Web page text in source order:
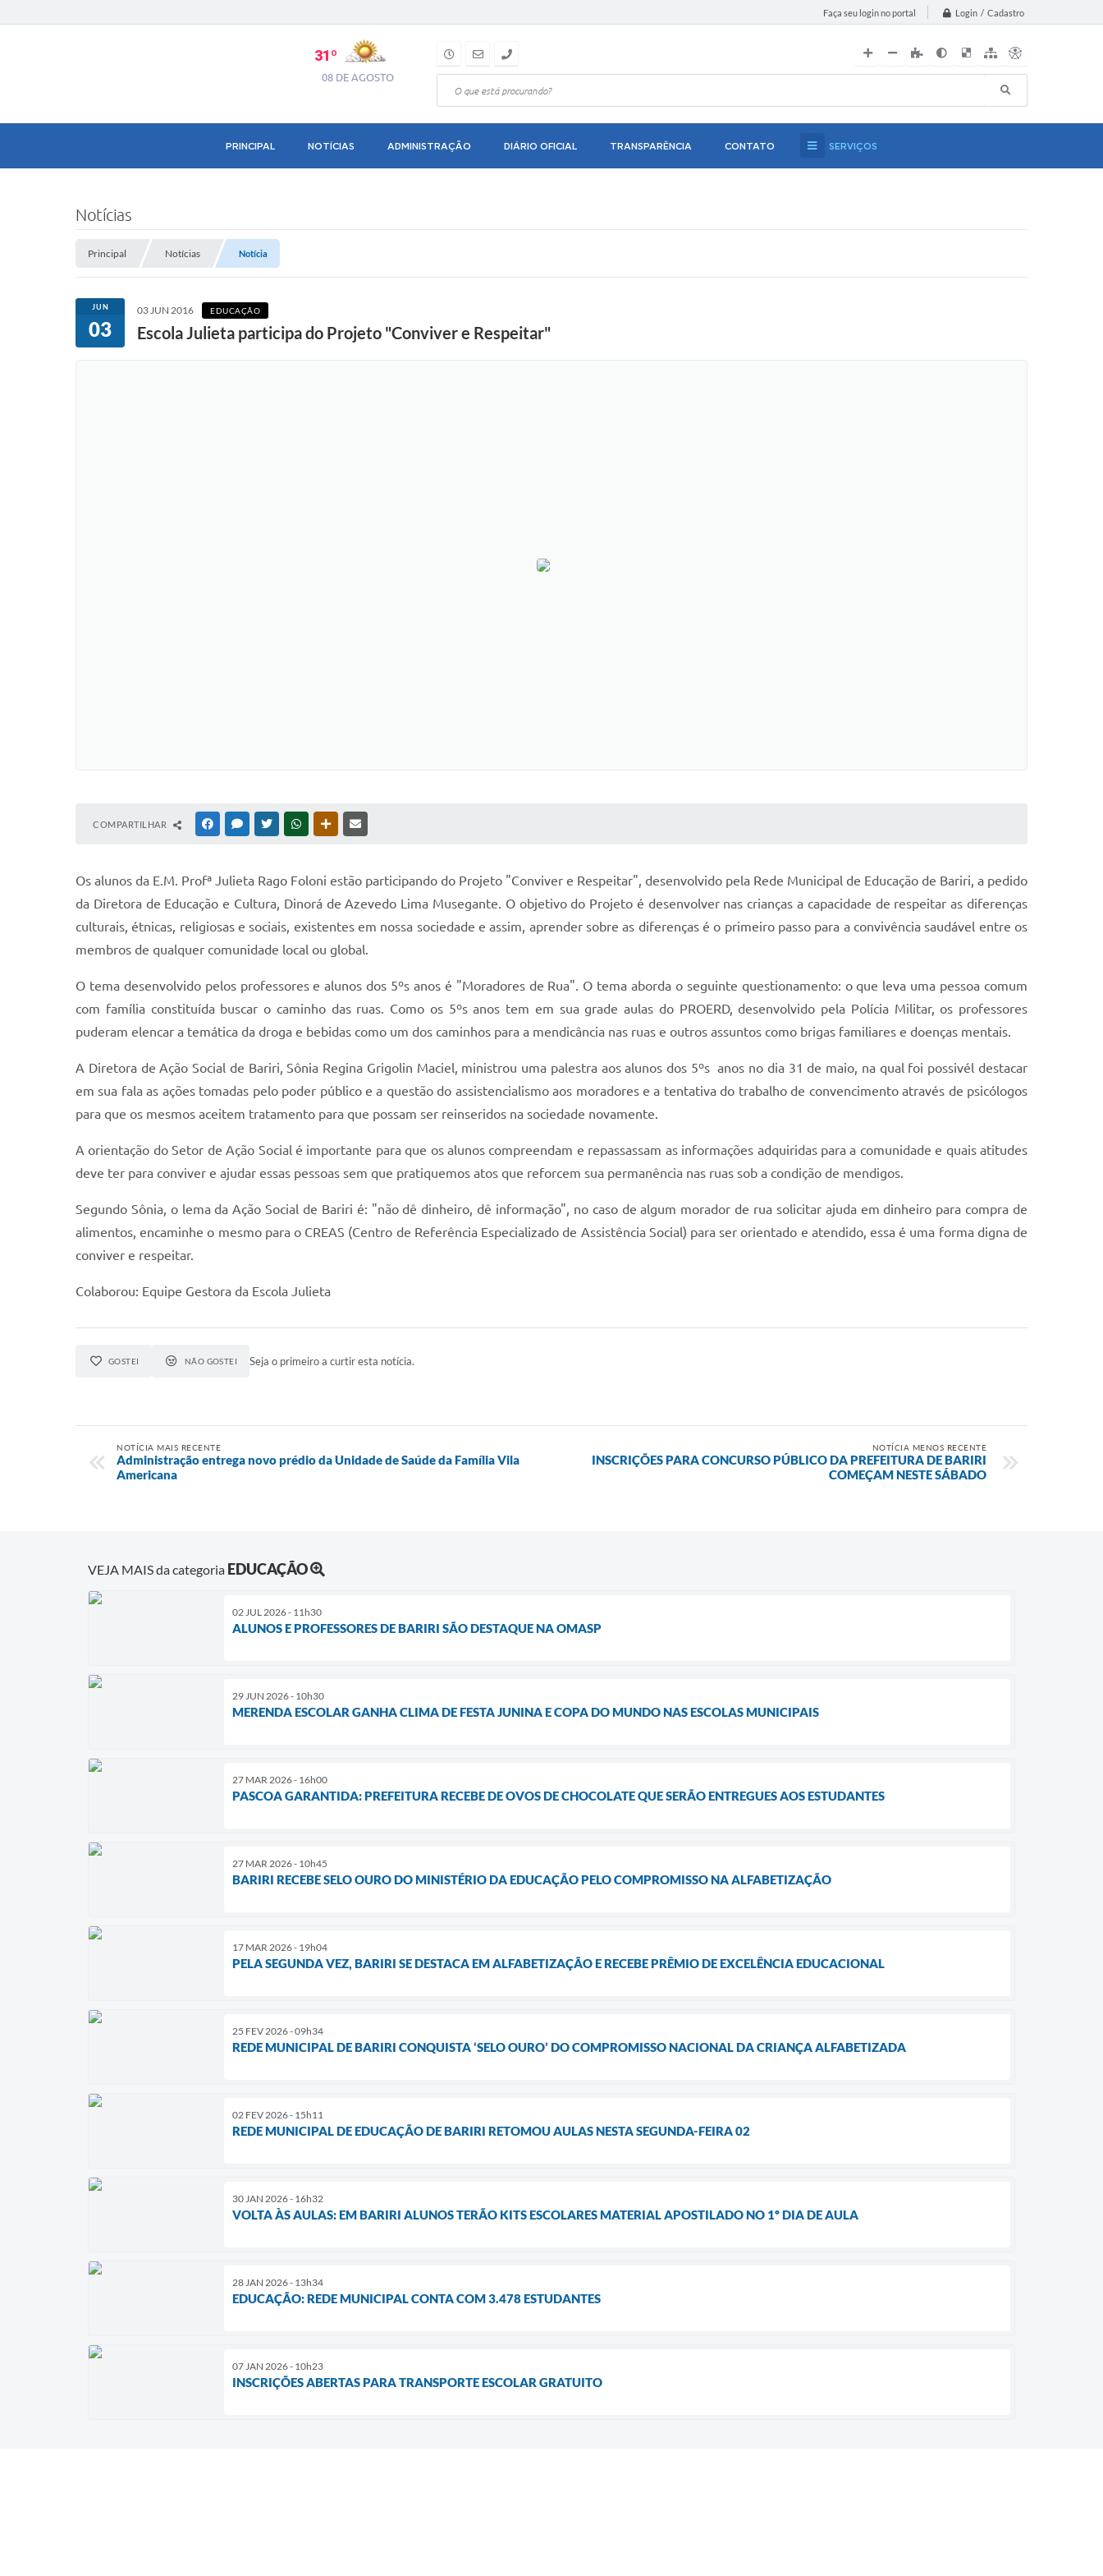
Faça seu login no portal Login / Cadastro
31º
08 DE AGOSTO
PRINCIPAL NOTÍCIAS ADMINISTRAÇÃO DIÁRIO OFICIAL TRANSPARÊNCIA CONTATO SERVIÇOS
Notícias
Principal Notícias Notícia
JUN
03
03 JUN 2016 EDUCAÇÃO
Escola Julieta participa do Projeto "Conviver e Respeitar"
COMPARTILHAR FACEBOOKMESSENGER
TWITTERWHATSAPPOUTRAS MÍDIAS
Os alunos da E.M. Profª Julieta Rago Foloni estão participando do Projeto "Conviver e Respeitar", desenvolvido pela Rede Municipal de Educação de Bariri, a pedido
da Diretora de Educação e Cultura, Dinorá de Azevedo Lima Musegante. O objetivo do Projeto é desenvolver nas crianças a capacidade de respeitar as diferenças
culturais, étnicas, religiosas e sociais, existentes em nossa sociedade e assim, aprender sobre as diferenças é o primeiro passo para a convivência saudável entre os
membros de qualquer comunidade local ou global.
O tema desenvolvido pelos professores e alunos dos 5ºs anos é "Moradores de Rua". O tema aborda o seguinte questionamento: o que leva uma pessoa comum
com família constituída buscar o caminho das ruas. Como os 5ºs anos tem em sua grade aulas do PROERD, desenvolvido pela Polícia Militar, os professores
puderam elencar a temática da droga e bebidas como um dos caminhos para a mendicância nas ruas e outros assuntos como brigas familiares e doenças mentais.
A Diretora de Ação Social de Bariri, Sônia Regina Grigolin Maciel, ministrou uma palestra aos alunos dos 5ºs anos no dia 31 de maio, na qual foi possivél destacar
em sua fala as ações tomadas pelo poder público e a questão do assistencialismo aos moradores e a tentativa do trabalho de convencimento através de psicólogos
para que os mesmos aceitem tratamento para que possam ser reinseridos na sociedade novamente.
A orientação do Setor de Ação Social é importante para que os alunos compreendam e repassassam as informações adquiridas para a comunidade e quais atitudes
deve ter para conviver e ajudar essas pessoas sem que pratiquemos atos que reforcem sua permanência nas ruas sob a condição de mendigos.
Segundo Sônia, o lema da Ação Social de Bariri é: "não dê dinheiro, dê informação", no caso de algum morador de rua solicitar ajuda em dinheiro para compra de
alimentos, encaminhe o mesmo para o CREAS (Centro de Referência Especializado de Assistência Social) para ser orientado e atendido, essa é uma forma digna de
conviver e respeitar.
Colaborou: Equipe Gestora da Escola Julieta
GOSTEI NÃO GOSTEI Seja o primeiro a curtir esta notícia.
NOTÍCIA MAIS RECENTE
Administração entrega novo prédio da Unidade de Saúde da Família Vila
Americana
NOTÍCIA MENOS RECENTE
INSCRIÇÕES PARA CONCURSO PÚBLICO DA PREFEITURA DE BARIRI
COMEÇAM NESTE SÁBADO
VEJA MAIS da categoria EDUCAÇÃO
02 JUL 2026 - 11h30
ALUNOS E PROFESSORES DE BARIRI SÃO DESTAQUE NA OMASP
29 JUN 2026 - 10h30
MERENDA ESCOLAR GANHA CLIMA DE FESTA JUNINA E COPA DO MUNDO NAS ESCOLAS MUNICIPAIS
27 MAR 2026 - 16h00
PASCOA GARANTIDA: PREFEITURA RECEBE DE OVOS DE CHOCOLATE QUE SERÃO ENTREGUES AOS ESTUDANTES
27 MAR 2026 - 10h45
BARIRI RECEBE SELO OURO DO MINISTÉRIO DA EDUCAÇÃO PELO COMPROMISSO NA ALFABETIZAÇÃO
17 MAR 2026 - 19h04
PELA SEGUNDA VEZ, BARIRI SE DESTACA EM ALFABETIZAÇÃO E RECEBE PRÊMIO DE EXCELÊNCIA EDUCACIONAL
25 FEV 2026 - 09h34
REDE MUNICIPAL DE BARIRI CONQUISTA ‘SELO OURO’ DO COMPROMISSO NACIONAL DA CRIANÇA ALFABETIZADA
02 FEV 2026 - 15h11
REDE MUNICIPAL DE EDUCAÇÃO DE BARIRI RETOMOU AULAS NESTA SEGUNDA-FEIRA 02
30 JAN 2026 - 16h32
VOLTA ÀS AULAS: EM BARIRI ALUNOS TERÃO KITS ESCOLARES MATERIAL APOSTILADO NO 1º DIA DE AULA
28 JAN 2026 - 13h34
EDUCAÇÃO: REDE MUNICIPAL CONTA COM 3.478 ESTUDANTES
07 JAN 2026 - 10h23
INSCRIÇÕES ABERTAS PARA TRANSPORTE ESCOLAR GRATUITO